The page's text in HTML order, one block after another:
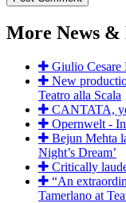
More News &
Giulio Cesare
New
Teatro alla Scala
CANTATA,
Opernwelt -
Bejun Mehta
Night’s Dream’
Critically
“An
Tamerlano at